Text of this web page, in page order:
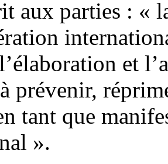
aux parties : «
et
prévenir,
tant que
».